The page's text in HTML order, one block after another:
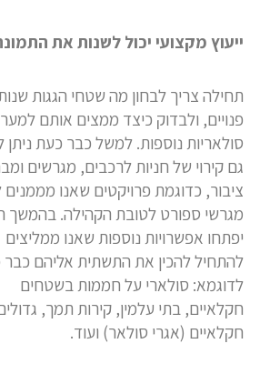
ייעוץ מקצועי יכול לשנות את
תחילה צריך לבחון מה שטחי הגגות
פנויים, ולבדוק כיצד ממצים אותם
סולאריות נוספות. למשל כבר כעת
גם קירוי של חניות לרכבים, מגרשים
ציבור, כדוגמת פרויקטים שאנו מממנים
מגרשי ספורט לטובת הקהילה. בהמשך
יפתחו אפשרויות נוספות שאנו ממליצים
להתחיל להכין את התשתית אליהם
לדוגמא: סולארי על חממות בשטחים
חקלאיים, בתי עלמין, קירות תמך,
חקלאיים (אגרי סולאר) ועוד.